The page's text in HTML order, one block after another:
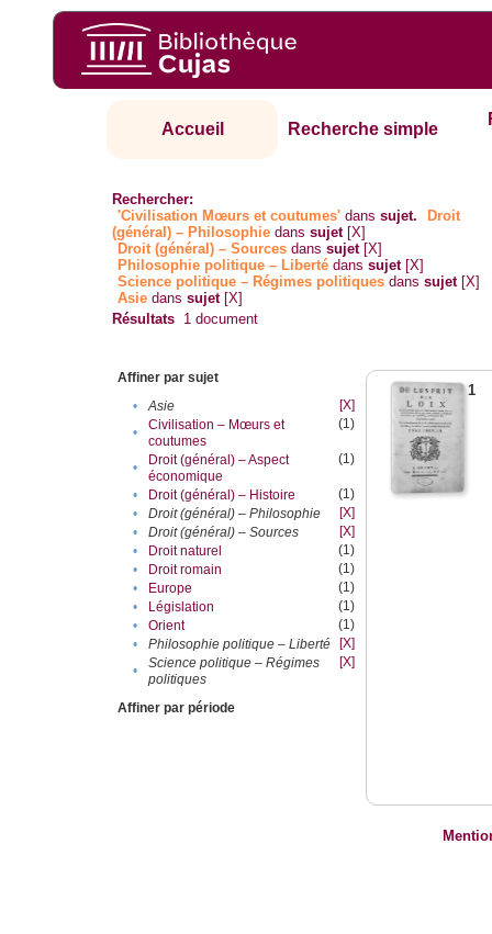
Accueil Recherche simple
Rechercher:
'Civilisation Mœurs et coutumes' danssujet.
Droit
(général) – Philosophie danssujet [X]
Droit (général) – Sources danssujet [X]
Philosophie politique – Liberté danssujet [X]
Science politique – Régimes politiques danssujet [X]
Asie danssujet [X]
Résultats 1 document
Affiner par sujet
•
Asie
[X]
•
Civilisation – Mœurs et
coutumes
(1)
•
Droit (général) – Aspect
économique
(1)
• Droit (général) – Histoire
(1)
•
Droit (général) – Philosophie
[X]
•
Droit (général) – Sources
[X]
•
Droit naturel
(1)
•
Droit romain
(1)
•
Europe
(1)
•
Législation
(1)
•
Orient
(1)
•
Philosophie politique – Liberté
[X]
•
Science politique – Régimes
politiques
[X]
Affiner par période
1